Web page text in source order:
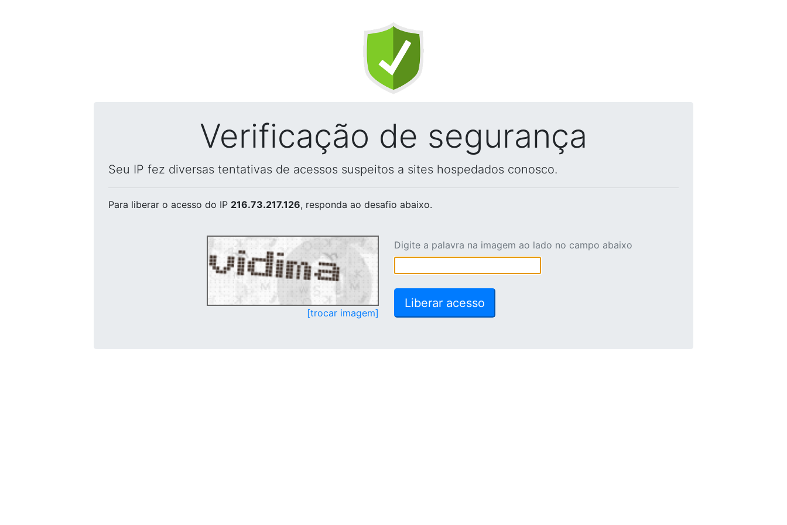
Verificação de segurança
Seu IP fez diversas tentativas de acessos suspeitos a sites hospedados conosco.
Para liberar o acesso do IP 216.73.217.126, responda ao desafio abaixo.
[trocar imagem]
Digite a palavra na imagem ao lado no campo abaixo